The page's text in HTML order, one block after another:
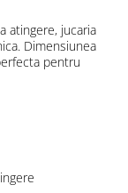
atingere, jucaria
Dimensiunea
pentru